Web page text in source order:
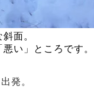
面。
い」ところです。
発。